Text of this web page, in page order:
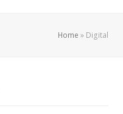
Home » Digital